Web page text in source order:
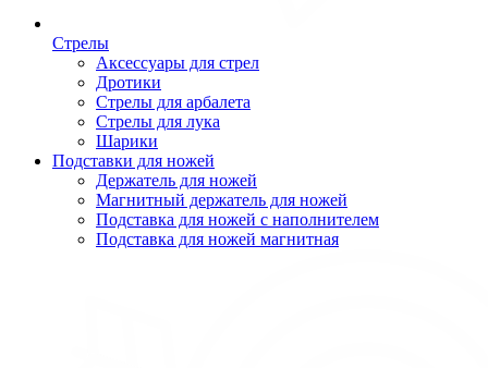
Стрелы
Аксессуары для стрел
Дротики
Стрелы для арбалета
Стрелы для лука
Шарики
Подставки для ножей
Держатель для ножей
Магнитный держатель для ножей
Подставка для ножей с наполнителем
Подставка для ножей магнитная